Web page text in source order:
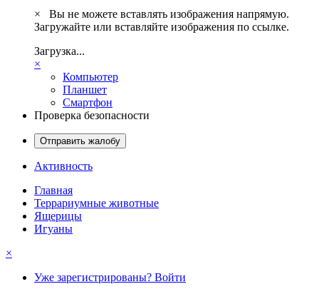
×
Вы не можете вставлять изображения напрямую.
Загружайте или вставляйте изображения по ссылке.
Загрузка...
×
Компьютер
Планшет
Смартфон
Проверка безопасности
Отправить жалобу
Активность
Главная
Террариумные животные
Ящерицы
Игуаны
×
Уже зарегистрированы? Войти